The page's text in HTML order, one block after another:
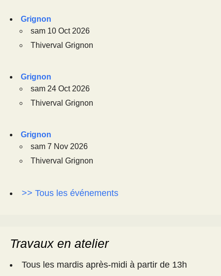
Grignon
sam 10 Oct 2026
Thiverval Grignon
Grignon
sam 24 Oct 2026
Thiverval Grignon
Grignon
sam 7 Nov 2026
Thiverval Grignon
>> Tous les événements
Travaux en atelier
Tous les mardis après-midi à partir de 13h